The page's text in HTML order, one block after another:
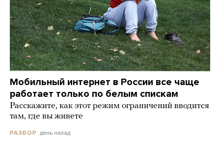
Мобильный интернет в России все чаще
работает только по белым спискам
Расскажите, как этот режим ограничений вводится
там, где вы живете
РАЗБОР день назад